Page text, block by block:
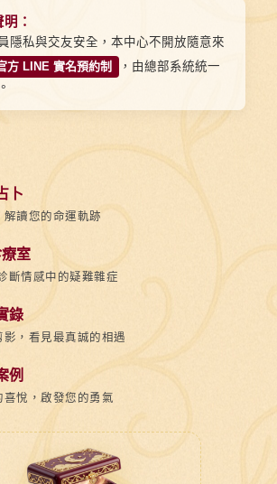
：
隱私與交友安全，本中心不開放隨意來
方 LINE 實名預約制
，由總部系統統一
卜
解讀您的命運軌跡
療室
斷情感中的疑難雜症
錄
，看見最真誠的相遇
例
悅，啟發您的勇氣